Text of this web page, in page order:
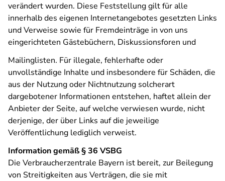
verändert wurden. Diese Feststellung gilt für alle
innerhalb des eigenen Internetangebotes gesetzten Links
und Verweise sowie für Fremdeinträge in von uns
eingerichteten Gästebüchern, Diskussionsforen und
Mailinglisten. Für illegale, fehlerhafte oder
unvollständige Inhalte und insbesondere für Schäden, die
aus der Nutzung oder Nichtnutzung solcherart
dargebotener Informationen entstehen, haftet allein der
Anbieter der Seite, auf welche verwiesen wurde, nicht
derjenige, der über Links auf die jeweilige
Veröffentlichung lediglich verweist.
Information gemäß § 36 VSBG
Die Verbraucherzentrale Bayern ist bereit, zur Beilegung
von Streitigkeiten aus Verträgen, die sie mit